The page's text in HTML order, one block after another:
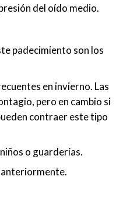
del oído medio.
padecimiento son los
en invierno. Las
pero en cambio si
contraer este tipo
o guarderías.